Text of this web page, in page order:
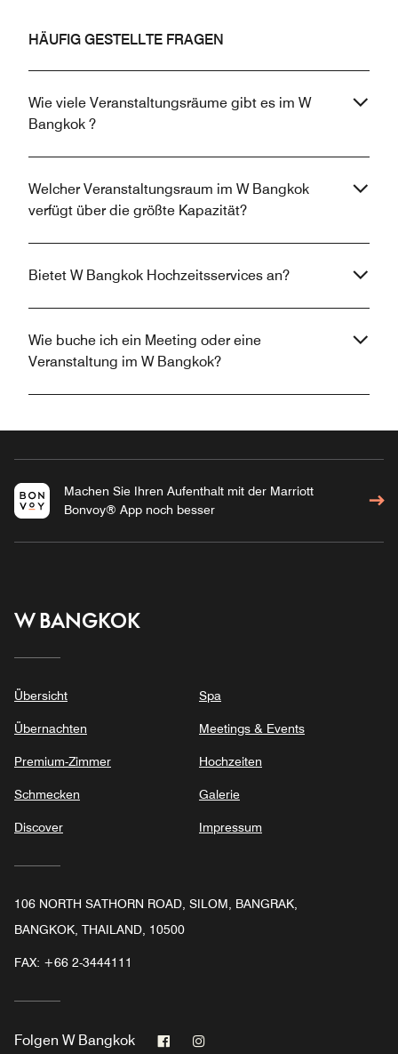
HÄUFIG GESTELLTE FRAGEN
Wie viele Veranstaltungsräume gibt es im W
Bangkok ?
Welcher Veranstaltungsraum im W Bangkok
verfügt über die größte Kapazität?
Bietet W Bangkok Hochzeitsservices an?
Wie buche ich ein Meeting oder eine
Veranstaltung im W Bangkok?
Machen Sie Ihren Aufenthalt mit der Marriott
Bonvoy® App noch besser
W BANGKOK
Übersicht
Übernachten
Premium-Zimmer
Schmecken
Discover
Spa
Meetings & Events
Hochzeiten
Galerie
Impressum
106 NORTH SATHORN ROAD, SILOM, BANGRAK,
BANGKOK, THAILAND, 10500
FAX: +66 2-3444111
Folgen W Bangkok Facebook